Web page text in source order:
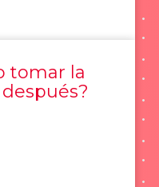
tomar la